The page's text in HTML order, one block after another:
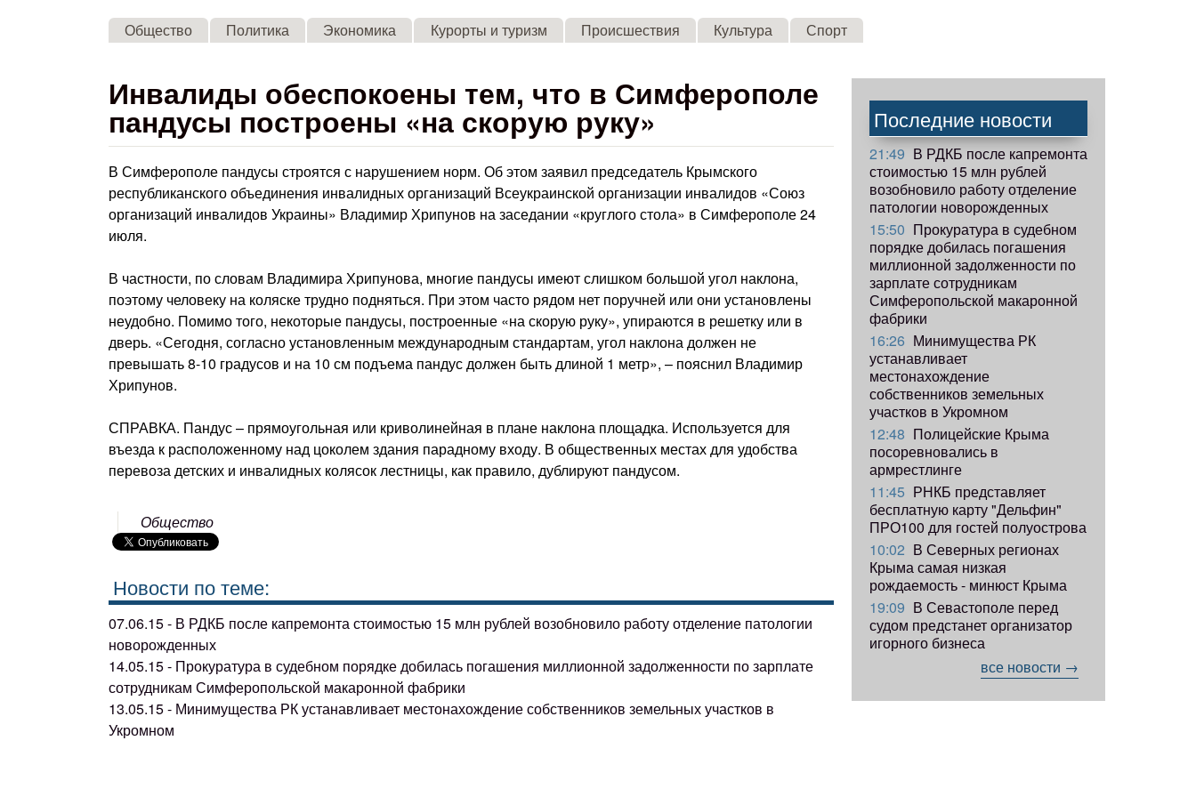
Skip to main content
Общество Политика Экономика Курорты и туризм Происшествия Культура Спорт
Инвалиды обеспокоены тем, что в Симферополе
пандусы построены «на скорую руку»
В Симферополе пандусы строятся с нарушением норм. Об этом заявил председатель Крымского
республиканского объединения инвалидных организаций Всеукраинской организации инвалидов «Союз
организаций инвалидов Украины» Владимир Хрипунов на заседании «круглого стола» в Симферополе 24
июля.
В частности, по словам Владимира Хрипунова, многие пандусы имеют слишком большой угол наклона,
поэтому человеку на коляске трудно подняться. При этом часто рядом нет поручней или они установлены
неудобно. Помимо того, некоторые пандусы, построенные «на скорую руку», упираются в решетку или в
дверь. «Сегодня, согласно установленным международным стандартам, угол наклона должен не
превышать 8-10 градусов и на 10 см подъема пандус должен быть длиной 1 метр», – пояснил Владимир
Хрипунов.
СПРАВКА. Пандус – прямоугольная или криволинейная в плане наклона площадка. Используется для
въезда к расположенному над цоколем здания парадному входу. В общественных местах для удобства
перевоза детских и инвалидных колясок лестницы, как правило, дублируют пандусом.
Общество
Новости по теме:
07.06.15 - В РДКБ после капремонта стоимостью 15 млн рублей возобновило работу отделение патологии
новорожденных
14.05.15 - Прокуратура в судебном порядке добилась погашения миллионной задолженности по зарплате
сотрудникам Симферопольской макаронной фабрики
13.05.15 - Минимущества РК устанавливает местонахождение собственников земельных участков в
Укромном
Последние новости
21:49 В РДКБ после капремонта
стоимостью 15 млн рублей
возобновило работу отделение
патологии новорожденных
15:50 Прокуратура в судебном
порядке добилась погашения
миллионной задолженности по
зарплате сотрудникам
Симферопольской макаронной
фабрики
16:26 Минимущества РК
устанавливает
местонахождение
собственников земельных
участков в Укромном
12:48 Полицейские Крыма
посоревновались в
армрестлинге
11:45 РНКБ представляет
бесплатную карту "Дельфин"
ПРО100 для гостей полуострова
10:02 В Северных регионах
Крыма самая низкая
рождаемость - минюст Крыма
19:09 В Севастополе перед
судом предстанет организатор
игорного бизнеса
все новости →